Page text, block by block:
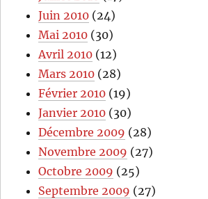
Juin 2010 (24)
Mai 2010 (30)
Avril 2010 (12)
Mars 2010 (28)
Février 2010 (19)
Janvier 2010 (30)
Décembre 2009 (28)
Novembre 2009 (27)
Octobre 2009 (25)
Septembre 2009 (27)